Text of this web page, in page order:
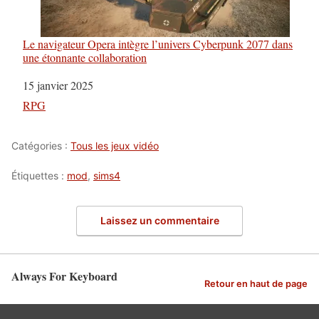
Le navigateur Opera intègre l’univers Cyberpunk 2077 dans
une étonnante collaboration
Date
15 janvier 2025
Par rapport à
RPG
Catégories : Tous les jeux vidéo
Étiquettes : mod, sims4
Laissez un commentaire
Always For Keyboard Retour en haut de page